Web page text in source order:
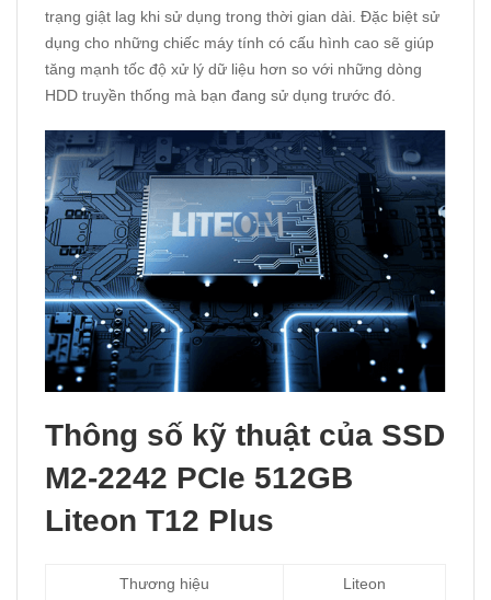
trạng giật lag khi sử dụng trong thời gian dài. Đặc biệt sử
dụng cho những chiếc máy tính có cấu hình cao sẽ giúp
tăng mạnh tốc độ xử lý dữ liệu hơn so với những dòng
HDD truyền thống mà bạn đang sử dụng trước đó.
Thông số kỹ thuật của SSD
M2-2242 PCIe 512GB
Liteon T12 Plus
Thương hiệu Liteon